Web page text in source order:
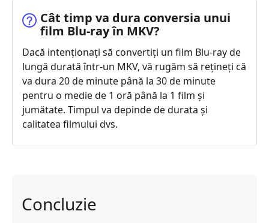
Cât timp va dura conversia unui
film Blu-ray în MKV?
Dacă intenționați să convertiți un film Blu-ray de
lungă durată într-un MKV, vă rugăm să rețineți că
va dura 20 de minute până la 30 de minute
pentru o medie de 1 oră până la 1 film și
jumătate. Timpul va depinde de durata și
calitatea filmului dvs.
Concluzie